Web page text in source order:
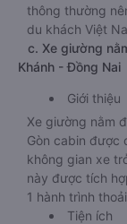
thông thường
du khách Việt
c. Xe giường
Khánh - Đồng Nai
Giới thiệu
Xe giường nằm
Gòn cabin được
không gian xe
này được tích
1 hành trình
Tiện ích